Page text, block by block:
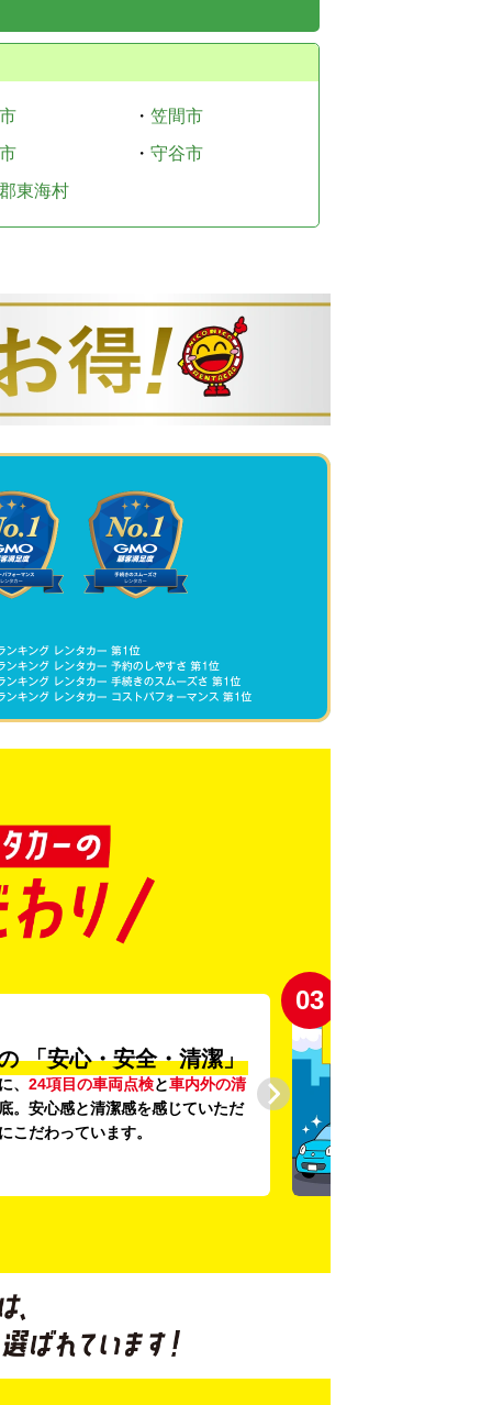
・ 笠間市
・ 守谷市
東海村
「安心・安全・清潔」
、 24項目の車両点検と車内外の清
。安心感と清潔感を感じていただ
こだわっています。
03